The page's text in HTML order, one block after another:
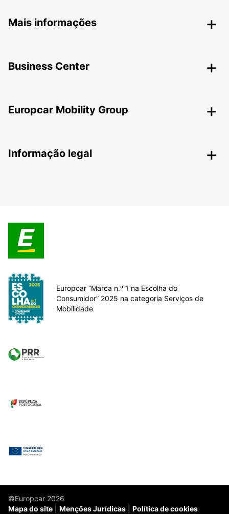
Mais informações
Business Center
Europcar Mobility Group
Informação legal
Europcar “Marca n.º 1 na Escolha do
Consumidor” 2025 na categoria Serviços de
Mobilidade
©Europcar 2026
Mapa do site
Menções Jurídicas Política de cookies